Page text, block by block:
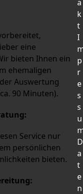
eine
bieten Ihnen ein
ehemaligen
Auswertung
90 Minuten).
Service nur
persönlichen
bieten.
a
k
t
I
p
r
e
s
s
u
D
a
t
e
n